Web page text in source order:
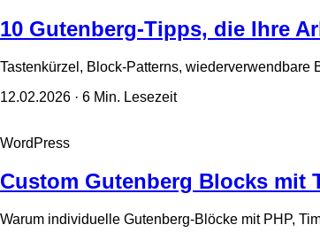
10 Gutenberg-Tipps, die Ihre
Tastenkürzel, Block-Patterns, wiederverwendbare
12.02.2026 · 6 Min. Lesezeit
WordPress
Custom Gutenberg Blocks mit
Warum individuelle Gutenberg-Blöcke mit PHP,